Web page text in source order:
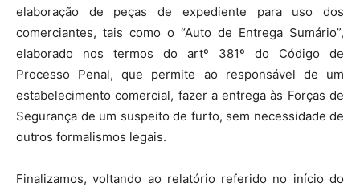
elaboração de peças de expediente para uso dos
comerciantes, tais como o “Auto de Entrega Sumário”,
elaborado nos termos do artº 381º do Código de
Processo Penal, que permite ao responsável de um
estabelecimento comercial, fazer a entrega às Forças de
Segurança de um suspeito de furto, sem necessidade de
outros formalismos legais.
Finalizamos, voltando ao relatório referido no início do